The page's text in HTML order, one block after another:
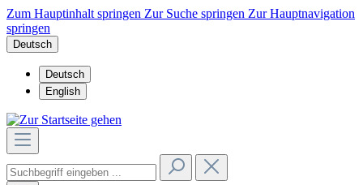
Zum Hauptinhalt springen Zur Suche springen Zur Hauptnavigation
springen
Deutsch
Deutsch
English